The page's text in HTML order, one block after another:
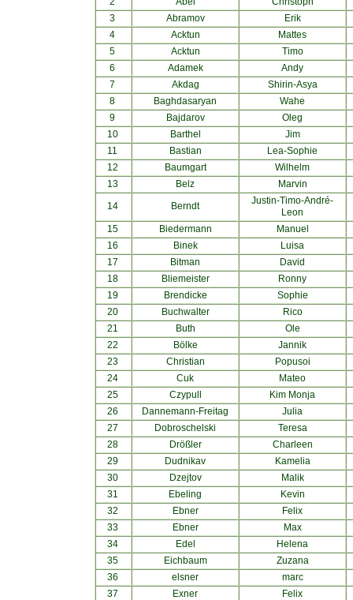
3
Abramov
Erik
4
Acktun
Mattes
5
Acktun
Timo
6
Adamek
Andy
7
Akdag
Shirin-Asya
8
Baghdasaryan
Wahe
9
Bajdarov
Oleg
10
Barthel
Jim
11
Bastian
Lea-Sophie
12
Baumgart
Wilhelm
13
Belz
Marvin
14
Berndt
Justin-Timo-André-
Leon
15
Biedermann
Manuel
16
Binek
Luisa
17
Bitman
David
18
Bliemeister
Ronny
19
Brendicke
Sophie
20
Buchwalter
Rico
21
Buth
Ole
22
Bölke
Jannik
23
Christian
Popusoi
24
Cuk
Mateo
25
Czypull
Kim Monja
26
Dannemann-Freitag
Julia
27
Dobroschelski
Teresa
28
Drößler
Charleen
29
Dudnikav
Kamelia
30
Dzejtov
Malik
31
Ebeling
Kevin
32
Ebner
Felix
33
Ebner
Max
34
Edel
Helena
35
Eichbaum
Zuzana
36
elsner
marc
37
Exner
Felix